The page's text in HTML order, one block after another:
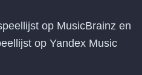
op MusicBrainz en
op Yandex Music